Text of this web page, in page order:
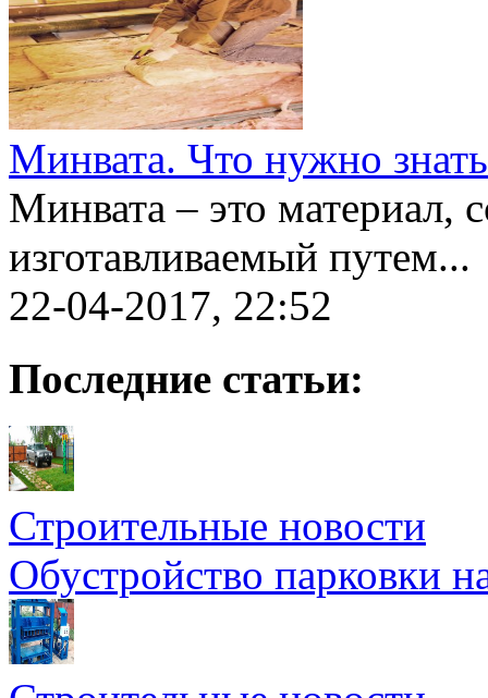
Минвата. Что нужно
Минвата – это материал,
изготавливаемый путем...
22-04-2017, 22:52
Последние статьи:
Строительные новости
Обустройство парковки